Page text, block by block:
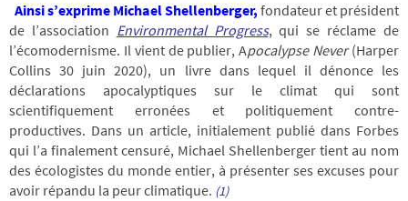
Ainsi s’exprime Michael Shellenberger, fondateur et président
de l’association Environmental Progress, qui se réclame de
l’écomodernisme. Il vient de publier, Apocalypse Never(Harper
Collins 30 juin 2020), un livre dans lequel il dénonce les
déclarations apocalyptiques sur le climat qui sont
scientifiquement erronées et politiquement contre-
productives. Dans un article, initialement publié dans Forbes
qui l’a finalement censuré, Michael Shellenberger tient au nom
des écologistes du monde entier, à présenter ses excuses pour
avoir répandu la peur climatique. (1)